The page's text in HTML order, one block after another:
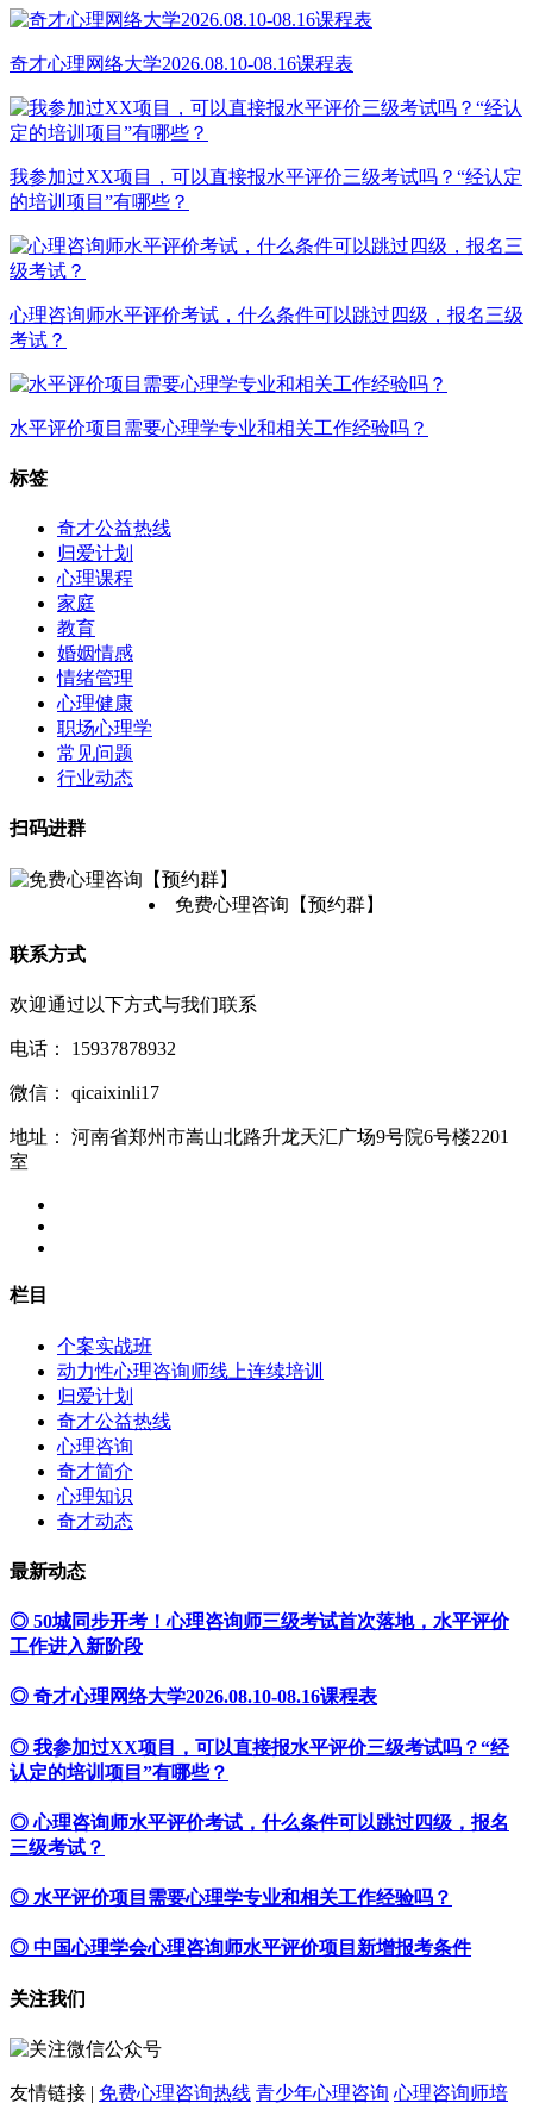
奇才心理网络大学2026.08.10-08.16课程表
我参加过XX项目，可以直接报水平评价三级考试吗？“经认定
的培训项目”有哪些？
心理咨询师水平评价考试，什么条件可以跳过四级，报名三级
考试？
水平评价项目需要心理学专业和相关工作经验吗？
标签
奇才公益热线
归爱计划
心理课程
家庭
教育
婚姻情感
情绪管理
心理健康
职场心理学
常见问题
行业动态
扫码进群
免费心理咨询【预约群】
联系方式
欢迎通过以下方式与我们联系
电话： 15937878932
微信： qicaixinli17
地址：
河南省郑州市嵩山北路升龙天汇广场9号院6号楼2201
室
栏目
个案实战班
动力性心理咨询师线上连续培训
归爱计划
奇才公益热线
心理咨询
奇才简介
心理知识
奇才动态
最新动态
◎ 50城同步开考！心理咨询师三级考试首次落地，水平评价
工作进入新阶段
◎ 奇才心理网络大学2026.08.10-08.16课程表
◎ 我参加过XX项目，可以直接报水平评价三级考试吗？“经
认定的培训项目”有哪些？
◎ 心理咨询师水平评价考试，什么条件可以跳过四级，报名
三级考试？
◎ 水平评价项目需要心理学专业和相关工作经验吗？
◎ 中国心理学会心理咨询师水平评价项目新增报考条件
关注我们
友情链接 | 免费心理咨询热线 青少年心理咨询 心理咨询师培